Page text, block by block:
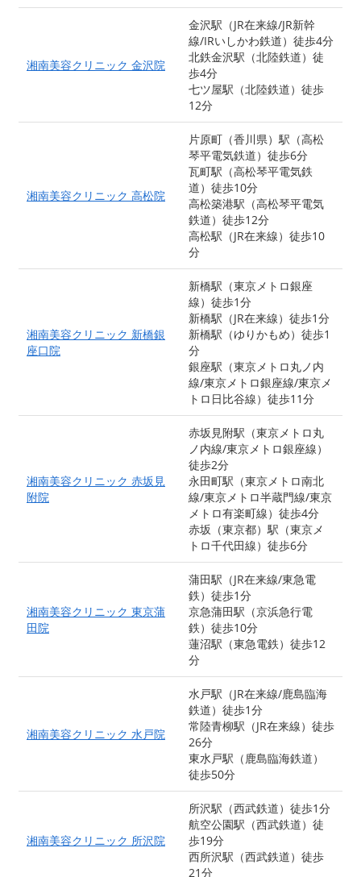
湘南美容クリニック 金沢院
金沢駅（JR在来線/JR新幹
線/IRいしかわ鉄道）徒歩4分
北鉄金沢駅（北陸鉄道）徒
歩4分
七ツ屋駅（北陸鉄道）徒歩
12分
湘南美容クリニック 高松院
片原町（香川県）駅（高松
琴平電気鉄道）徒歩6分
瓦町駅（高松琴平電気鉄
道）徒歩10分
高松築港駅（高松琴平電気
鉄道）徒歩12分
高松駅（JR在来線）徒歩10
分
湘南美容クリニック 新橋銀
座口院
新橋駅（東京メトロ銀座
線）徒歩1分
新橋駅（JR在来線）徒歩1分
新橋駅（ゆりかもめ）徒歩1
分
銀座駅（東京メトロ丸ノ内
線/東京メトロ銀座線/東京メ
トロ日比谷線）徒歩11分
湘南美容クリニック 赤坂見
附院
赤坂見附駅（東京メトロ丸
ノ内線/東京メトロ銀座線）
徒歩2分
永田町駅（東京メトロ南北
線/東京メトロ半蔵門線/東京
メトロ有楽町線）徒歩4分
赤坂（東京都）駅（東京メ
トロ千代田線）徒歩6分
湘南美容クリニック 東京蒲
田院
蒲田駅（JR在来線/東急電
鉄）徒歩1分
京急蒲田駅（京浜急行電
鉄）徒歩10分
蓮沼駅（東急電鉄）徒歩12
分
湘南美容クリニック 水戸院
水戸駅（JR在来線/鹿島臨海
鉄道）徒歩1分
常陸青柳駅（JR在来線）徒歩
26分
東水戸駅（鹿島臨海鉄道）
徒歩50分
湘南美容クリニック 所沢院
所沢駅（西武鉄道）徒歩1分
航空公園駅（西武鉄道）徒
歩19分
西所沢駅（西武鉄道）徒歩
21分